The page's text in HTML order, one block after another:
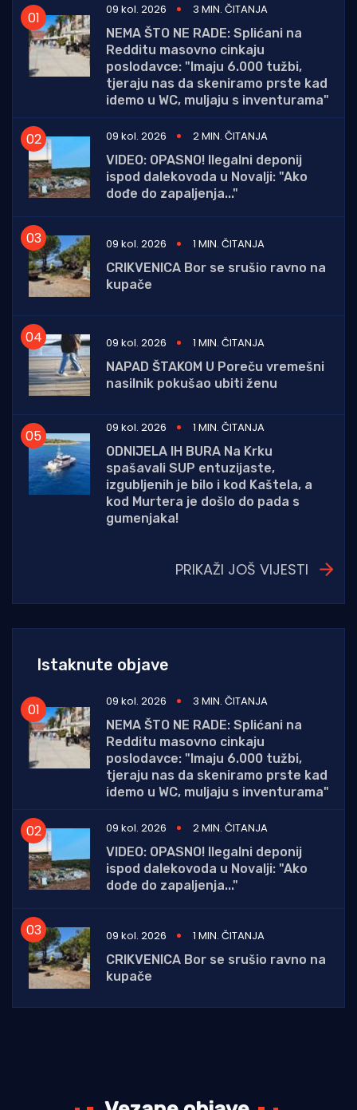
09 kol. 2026
3 MIN. ČITANJA
NEMA ŠTO NE RADE: Splićani na
Redditu masovno cinkaju
poslodavce: "Imaju 6.000 tužbi,
tjeraju nas da skeniramo prste kad
idemo u WC, muljaju s inventurama"
09 kol. 2026
2 MIN. ČITANJA
VIDEO: OPASNO! Ilegalni deponij
ispod dalekovoda u Novalji: "Ako
dođe do zapaljenja..."
09 kol. 2026
1 MIN. ČITANJA
CRIKVENICA Bor se srušio ravno na
kupače
09 kol. 2026
1 MIN. ČITANJA
NAPAD ŠTAKOM U Poreču vremešni
nasilnik pokušao ubiti ženu
09 kol. 2026
1 MIN. ČITANJA
ODNIJELA IH BURA Na Krku
spašavali SUP entuzijaste,
izgubljenih je bilo i kod Kaštela, a
kod Murtera je došlo do pada s
gumenjaka!
PRIKAŽI JOŠ VIJESTI
Istaknute objave
09 kol. 2026
3 MIN. ČITANJA
NEMA ŠTO NE RADE: Splićani na
Redditu masovno cinkaju
poslodavce: "Imaju 6.000 tužbi,
tjeraju nas da skeniramo prste kad
idemo u WC, muljaju s inventurama"
09 kol. 2026
2 MIN. ČITANJA
VIDEO: OPASNO! Ilegalni deponij
ispod dalekovoda u Novalji: "Ako
dođe do zapaljenja..."
09 kol. 2026
1 MIN. ČITANJA
CRIKVENICA Bor se srušio ravno na
kupače